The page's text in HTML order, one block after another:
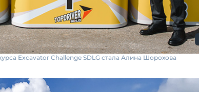
Excavator Challenge SDLG стала Алина Шорохова